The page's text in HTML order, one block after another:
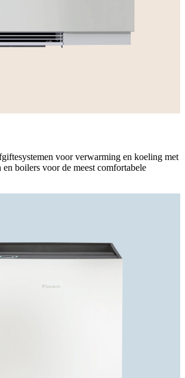
voor verwarming en koeling met
boilers voor de meest comfortabele